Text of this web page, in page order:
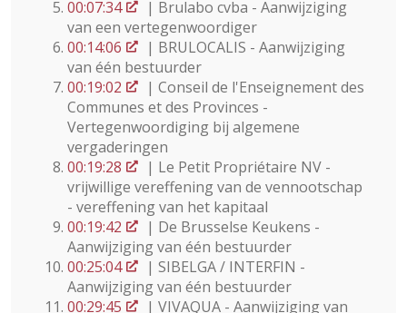
00:07:34
| Brulabo cvba - Aanwijziging
van een vertegenwoordiger
00:14:06
| BRULOCALIS - Aanwijziging
van één bestuurder
00:19:02
| Conseil de l'Enseignement des
Communes et des Provinces -
Vertegenwoordiging bij algemene
vergaderingen
00:19:28
| Le Petit Propriétaire NV -
vrijwillige vereffening van de vennootschap
- vereffening van het kapitaal
00:19:42
| De Brusselse Keukens -
Aanwijziging van één bestuurder
00:25:04
| SIBELGA / INTERFIN -
Aanwijziging van één bestuurder
00:29:45
| VIVAQUA - Aanwijziging van